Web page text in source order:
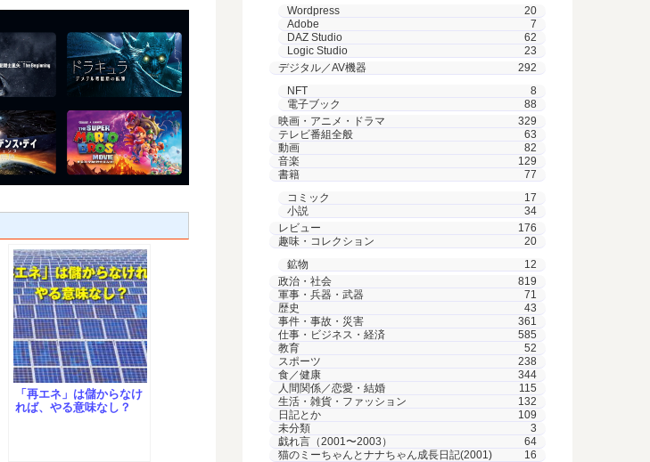
「再エネ」は儲からなけ
れば、やる意味なし？
Wordpress
20
Adobe
7
DAZ Studio
62
Logic Studio
23
デジタル／AV機器
292
NFT
8
電子ブック
88
映画・アニメ・ドラマ
329
テレビ番組全般
63
動画
82
音楽
129
書籍
77
コミック
17
小説
34
レビュー
176
趣味・コレクション
20
鉱物
12
政治・社会
819
軍事・兵器・武器
71
歴史
43
事件・事故・災害
361
仕事・ビジネス・経済
585
教育
52
スポーツ
238
食／健康
344
人間関係／恋愛・結婚
115
生活・雑貨・ファッション
132
日記とか
109
未分類
3
戯れ言（2001〜2003）
64
猫のミーちゃんとナナちゃん成長日記(2001)
16